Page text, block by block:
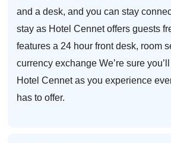
and a desk, and you can stay
stay as Hotel Cennet offers guests
features a 24 hour front desk, room
currency exchange We’re sure
Hotel Cennet as you experience
has to offer.